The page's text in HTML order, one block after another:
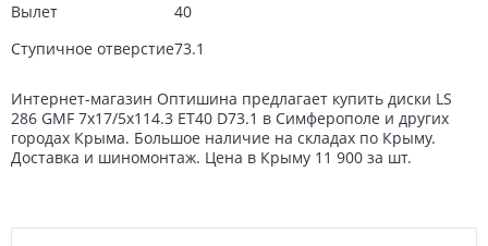
Вылет
40
Ступичное отверстие73.1
Интернет-магазин Оптишина предлагает купить диски LS
286 GMF 7x17/5x114.3 ET40 D73.1 в Симферополе и других
городах Крыма. Большое наличие на складах по Крыму.
Доставка и шиномонтаж. Цена в Крыму 11 900 за шт.